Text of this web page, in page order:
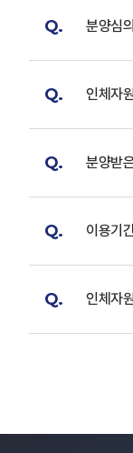
Q. 분양심
Q. 인체자
Q. 분양받
Q. 이용기
Q. 인체자